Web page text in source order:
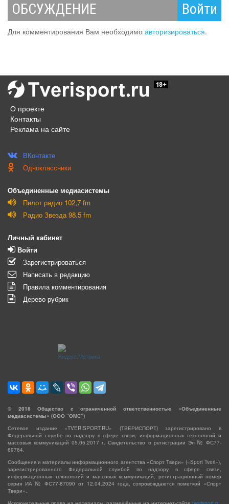
ОБСУЖДЕНИЕ Войти
Для комментирования Вам необходимо авторизироваться.
О проекте
Контакты
Реклама на сайте
ВКонтакте
Одноклассники
Объединенные медиасистемы
Пилот радио 102,7 fm
Радио Звезда 98.5 fm
Личный кабинет
Войти
Зарегистрироваться
Написать в редакцию
Правила комментирования
Дерево рубрик
© 2018 Общество с ограниченной ответственностью «Объединенные
медиасистемы» (ООО “ОМС”)
Сетевое издание «TVERISPORT.RU» (ТВЕРИСПОРТ) зарегистрировано в
Федеральной службе по надзору в сфере связи, информационных технологий и
массовых коммуникаций 05.05.2017 г. Свидетельство о регистрации Эл № ФС77-
69764.
Сообщения и материалы информационного агентства «Спорт Твери» («Sport Tveri»),
зарегистрированного Федеральной службой по надзору в сфере связи,
информационных технологий и массовых коммуникаций, регистрационный номер
серия ИА № ФС77-87090 от 12.04.2024 года, сопровождаются пометкой «Спорт
Твери».